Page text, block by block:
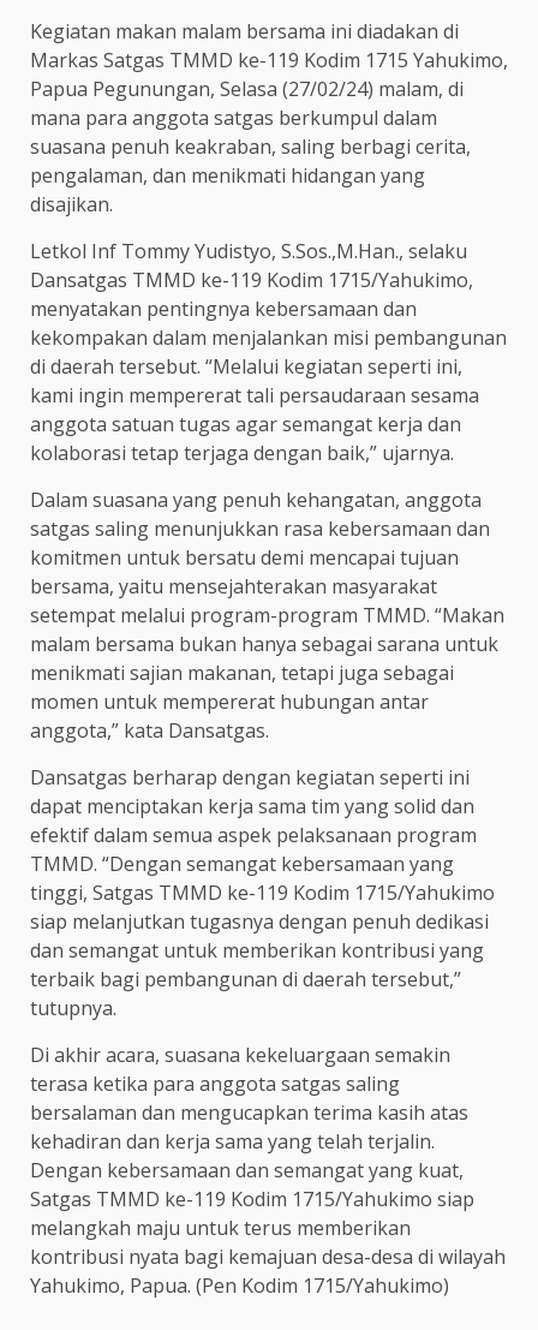
Kegiatan makan malam bersama ini diadakan di
Markas Satgas TMMD ke-119 Kodim 1715 Yahukimo,
Papua Pegunungan, Selasa (27/02/24) malam, di
mana para anggota satgas berkumpul dalam
suasana penuh keakraban, saling berbagi cerita,
pengalaman, dan menikmati hidangan yang
disajikan.
Letkol Inf Tommy Yudistyo, S.Sos.,M.Han., selaku
Dansatgas TMMD ke-119 Kodim 1715/Yahukimo,
menyatakan pentingnya kebersamaan dan
kekompakan dalam menjalankan misi pembangunan
di daerah tersebut. “Melalui kegiatan seperti ini,
kami ingin mempererat tali persaudaraan sesama
anggota satuan tugas agar semangat kerja dan
kolaborasi tetap terjaga dengan baik,” ujarnya.
Dalam suasana yang penuh kehangatan, anggota
satgas saling menunjukkan rasa kebersamaan dan
komitmen untuk bersatu demi mencapai tujuan
bersama, yaitu mensejahterakan masyarakat
setempat melalui program-program TMMD. “Makan
malam bersama bukan hanya sebagai sarana untuk
menikmati sajian makanan, tetapi juga sebagai
momen untuk mempererat hubungan antar
anggota,” kata Dansatgas.
Dansatgas berharap dengan kegiatan seperti ini
dapat menciptakan kerja sama tim yang solid dan
efektif dalam semua aspek pelaksanaan program
TMMD. “Dengan semangat kebersamaan yang
tinggi, Satgas TMMD ke-119 Kodim 1715/Yahukimo
siap melanjutkan tugasnya dengan penuh dedikasi
dan semangat untuk memberikan kontribusi yang
terbaik bagi pembangunan di daerah tersebut,”
tutupnya.
Di akhir acara, suasana kekeluargaan semakin
terasa ketika para anggota satgas saling
bersalaman dan mengucapkan terima kasih atas
kehadiran dan kerja sama yang telah terjalin.
Dengan kebersamaan dan semangat yang kuat,
Satgas TMMD ke-119 Kodim 1715/Yahukimo siap
melangkah maju untuk terus memberikan
kontribusi nyata bagi kemajuan desa-desa di wilayah
Yahukimo, Papua. (Pen Kodim 1715/Yahukimo)